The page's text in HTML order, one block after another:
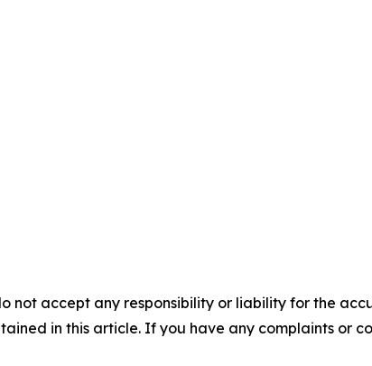
not accept any responsibility or liability for the
in this article. If you have any complaints or